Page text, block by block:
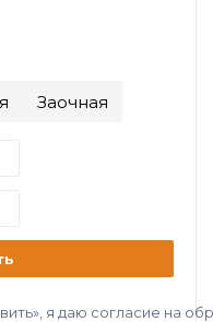
Заочная
я даю согласие на